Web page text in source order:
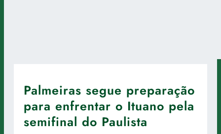
Palmeiras segue preparação
para enfrentar o Ituano pela
semifinal do Paulista